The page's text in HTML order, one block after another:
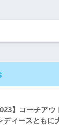
】コーチア
ディースともに